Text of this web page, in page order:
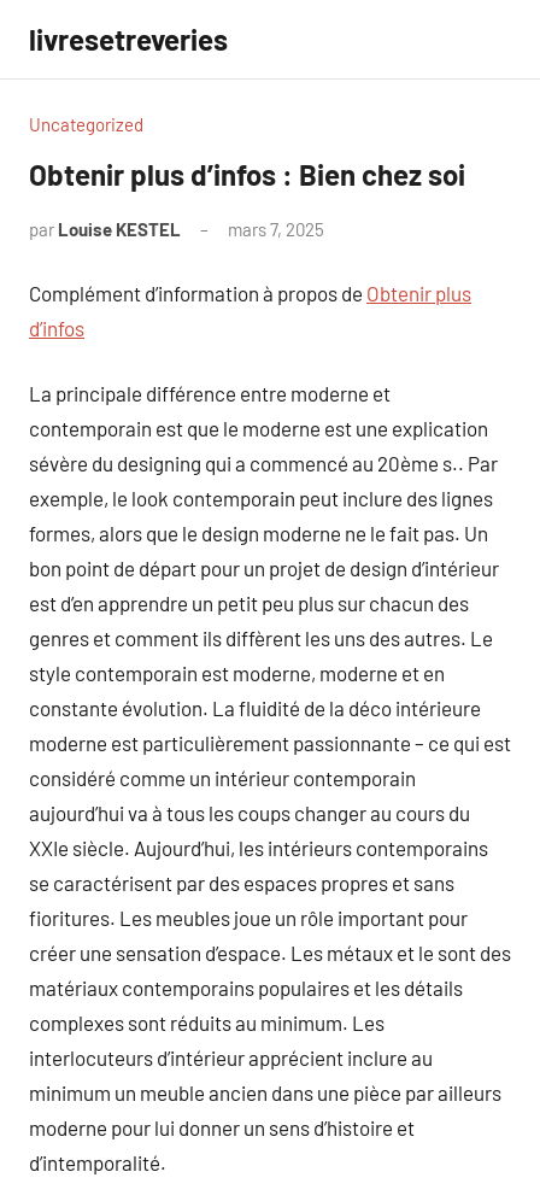
contenu
livresetreveries
Uncategorized
Obtenir plus d’infos : Bien chez soi
par Louise KESTEL mars 7, 2025
Complément d’information à propos de Obtenir plus
d’infos
La principale différence entre moderne et
contemporain est que le moderne est une explication
sévère du designing qui a commencé au 20ème s.. Par
exemple, le look contemporain peut inclure des lignes
formes, alors que le design moderne ne le fait pas. Un
bon point de départ pour un projet de design d’intérieur
est d’en apprendre un petit peu plus sur chacun des
genres et comment ils diffèrent les uns des autres. Le
style contemporain est moderne, moderne et en
constante évolution. La fluidité de la déco intérieure
moderne est particulièrement passionnante – ce qui est
considéré comme un intérieur contemporain
aujourd’hui va à tous les coups changer au cours du
XXIe siècle. Aujourd’hui, les intérieurs contemporains
se caractérisent par des espaces propres et sans
fioritures. Les meubles joue un rôle important pour
créer une sensation d’espace. Les métaux et le sont des
matériaux contemporains populaires et les détails
complexes sont réduits au minimum. Les
interlocuteurs d’intérieur apprécient inclure au
minimum un meuble ancien dans une pièce par ailleurs
moderne pour lui donner un sens d’histoire et
d’intemporalité.